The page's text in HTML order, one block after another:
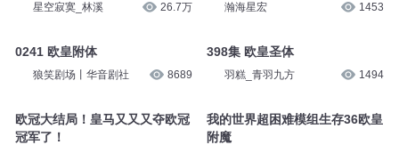
星空寂寞_林溪 26.7万
0241 欧皇附体
狼笑剧场丨华音剧社 8689
欧冠大结局！皇马又又又夺欧冠
冠军了！
瀚海星宏 1453
398集 欧皇圣体
羽糕_青羽九方 1494
我的世界超困难模组生存36欧皇
附魔